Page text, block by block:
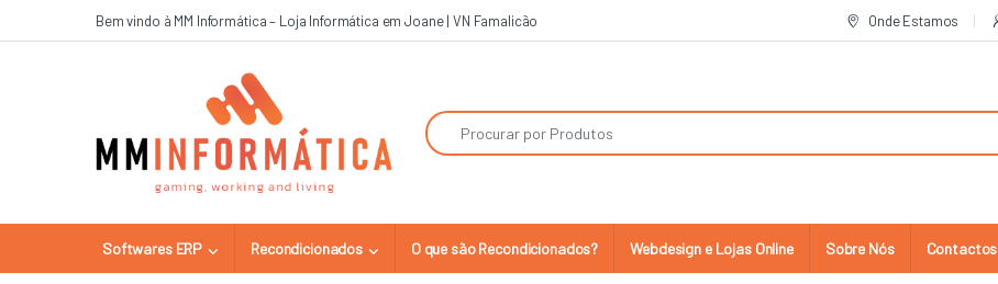
Skip to navigation
Skip to contentBem vindo à MM Informática – Loja Informática em Joane | VN Famalicão Onde Estamos
Search for:
Softwares ERP Recondicionados O que são Recondicionados? Webdesign e Lojas Online Sobre Nós Contactos